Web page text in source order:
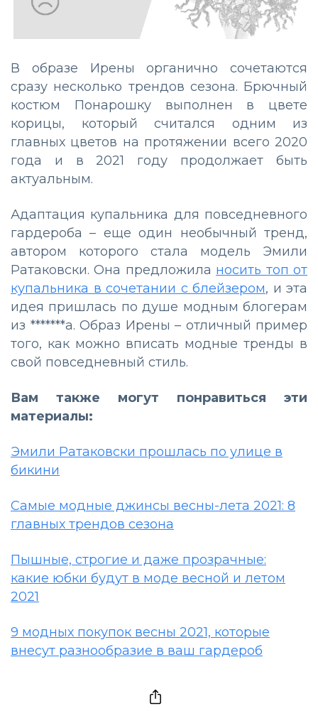
В образе Ирены органично сочетаются
сразу несколько трендов сезона. Брючный
костюм Понарошку выполнен в цвете
корицы, который считался одним из
главных цветов на протяжении всего 2020
года и в 2021 году продолжает быть
актуальным.
Адаптация купальника для повседневного
гардероба – еще один необычный тренд,
автором которого стала модель Эмили
Ратаковски. Она предложила носить топ от
купальника в сочетании с блейзером, и эта
идея пришлась по душе модным блогерам
из *******а. Образ Ирены – отличный пример
того, как можно вписать модные тренды в
свой повседневный стиль.
Вам также могут понравиться эти
материалы:
Эмили Ратаковски прошлась по улице в
бикини
Самые модные джинсы весны-лета 2021: 8
главных трендов сезона
Пышные, строгие и даже прозрачные:
какие юбки будут в моде весной и летом
2021
9 модных покупок весны 2021, которые
внесут разнообразие в ваш гардероб